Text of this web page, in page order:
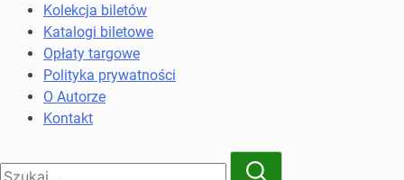
Kolekcja biletów
Katalogi biletowe
Opłaty targowe
Polityka prywatności
O Autorze
Kontakt
Close
Search